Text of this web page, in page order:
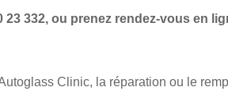
332, ou prenez rendez-vous en
Clinic, la réparation ou le